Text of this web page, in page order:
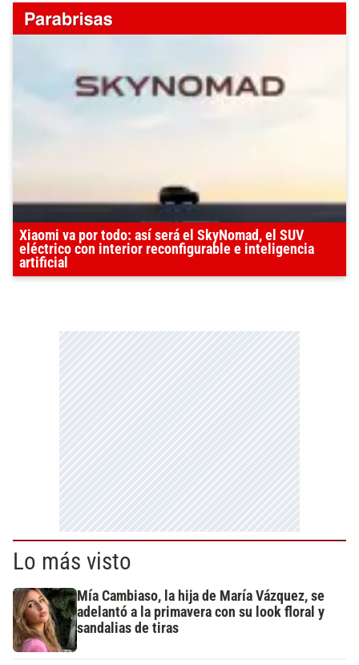
Xiaomi va por todo: así será el SkyNomad, el SUV
eléctrico con interior reconfigurable e inteligencia
artificial
Lo más visto
Mía Cambiaso, la hija de María Vázquez, se
adelantó a la primavera con su look floral y
sandalias de tiras